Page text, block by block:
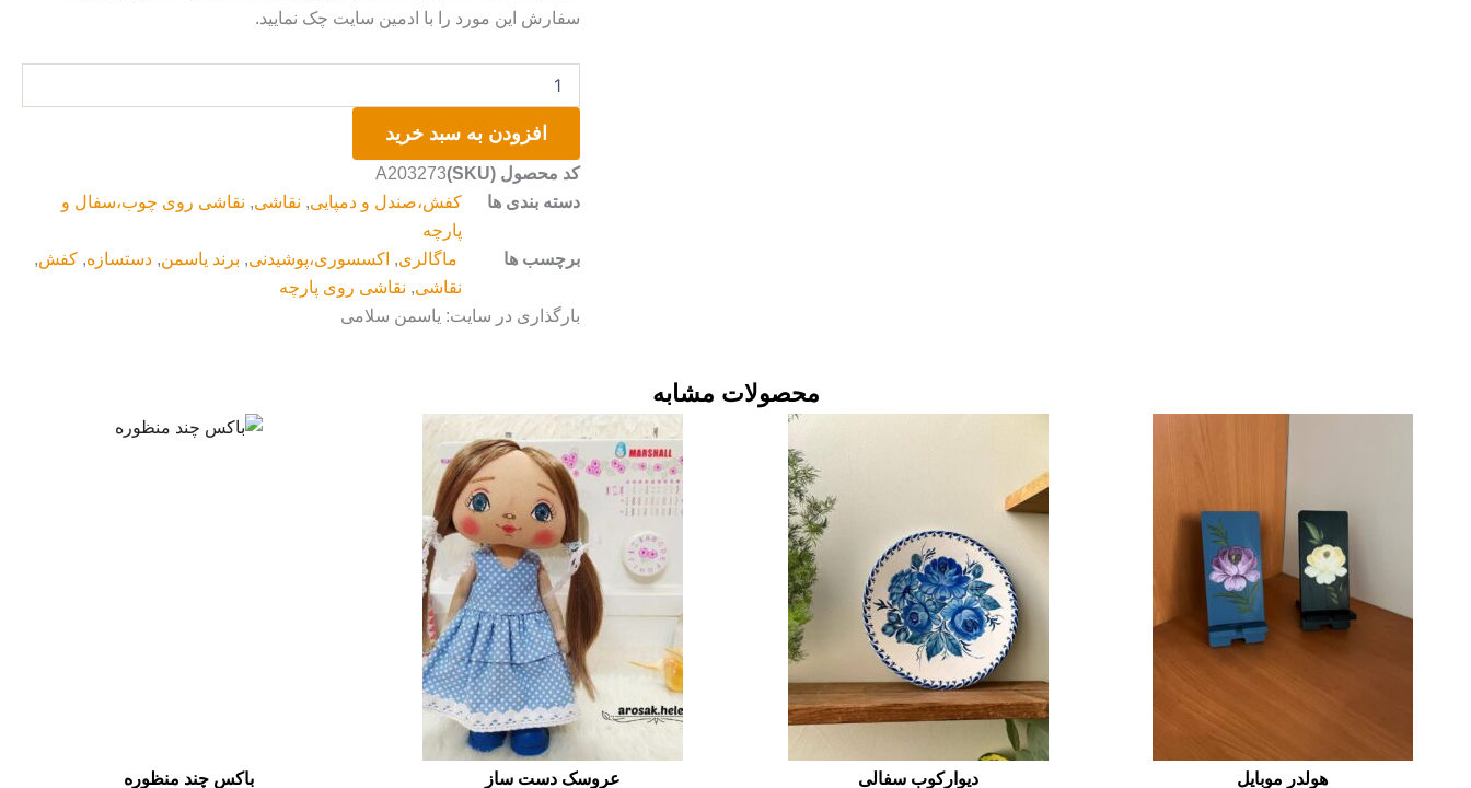
سفارش این مورد را با ادمین سایت چک نمایید.
نقاشی
افزودن به سبد خرید
کد محصول (SKU)
A203273
دسته بندی ها
کفش،صندل و دمپایی, نقاشی, نقاشی روی چوب،سفال و
پارچه
برچسب ها
ماگالری, اکسسوری،پوشیدنی, برند یاسمن,دستسازه,کفش,
نقاشی, نقاشی روی پارچه
بارگذاری در سایت: یاسمن سلامی
محصولات مشابه
هولدر موبایل دیوارکوب سفالی عروسک دست ساز باکس چند منظوره